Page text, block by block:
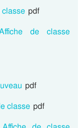
classe pdf
de classe
pdf
classe pdf